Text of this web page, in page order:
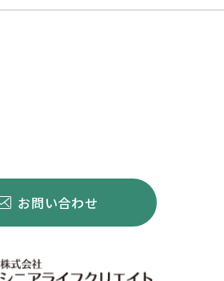
お問い合わせ